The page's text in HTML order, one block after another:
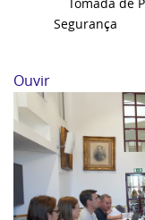
Segurança
Ouvir